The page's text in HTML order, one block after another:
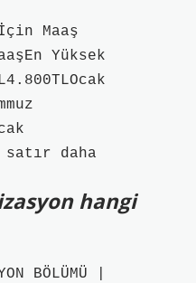
Maaş
Yüksek
satır daha
hangi
BÖLÜMÜ |